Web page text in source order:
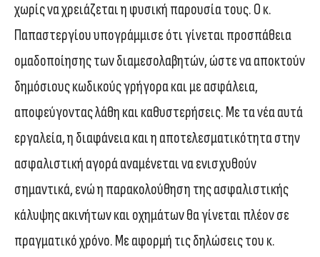
χωρίς να χρειάζεται η φυσική παρουσία τους. Ο κ.
Παπαστεργίου υπογράμμισε ότι γίνεται προσπάθεια
ομαδοποίησης των διαμεσολαβητών, ώστε να αποκτούν
δημόσιους κωδικούς γρήγορα και με ασφάλεια,
αποφεύγοντας λάθη και καθυστερήσεις. Με τα νέα αυτά
εργαλεία, η διαφάνεια και η αποτελεσματικότητα στην
ασφαλιστική αγορά αναμένεται να ενισχυθούν
σημαντικά, ενώ η παρακολούθηση της ασφαλιστικής
κάλυψης ακινήτων και οχημάτων θα γίνεται πλέον σε
πραγματικό χρόνο. Με αφορμή τις δηλώσεις του κ.